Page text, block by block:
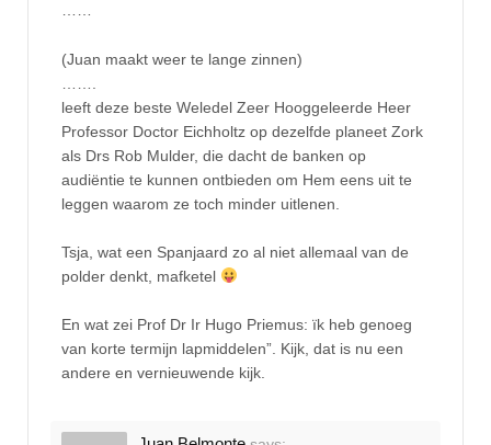
……
(Juan maakt weer te lange zinnen)
leeft deze beste Weledel Zeer Hooggeleerde Heer
Professor Doctor Eichholtz op dezelfde planeet Zork
als Drs Rob Mulder, die dacht de banken op
audiëntie te kunnen ontbieden om Hem eens uit te
leggen waarom ze toch minder uitlenen.
Tsja, wat een Spanjaard zo al niet allemaal van de
polder denkt, mafketel
En wat zei Prof Dr Ir Hugo Priemus: ïk heb genoeg
van korte termijn lapmiddelen”. Kijk, dat is nu een
andere en vernieuwende kijk.